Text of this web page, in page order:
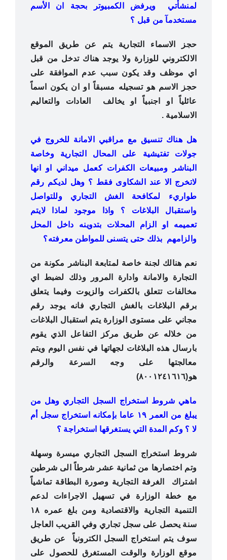
لمنشأتي ويرفض الكمبيوتر بحجة ان اﻷسم
مستخدمآ من قبل ؟
حجز الاسماء التجارية يتم عن طريق الموقع
الالكتروني للوزارة ولا يوجد هناك تدخل من قبل
اي موظف وقد يكون سبب عدم الموافقة على
حجز الاسم هو تسجيله مسبقاً او ان يكون اسماً
عائلياً او اجنبياً او يخالف العادات والتعاليم
الاسلامية .
هل هناك تنسيق مع مراقبي الامانة للخروج في
جولات تفتيشية على المحال التجارية وخاصة
البناشر ومبيعات الكفرات كعمل ميداني او انها
لاتخرج الا عند الشكاوى فقط ؟ وهل لديكم رقم
طواريء لمكافحة الغش التجاري وللتواصل
واستقبال البلاغات ؟ واذا موجود لماذا لايتم
تعميمه او الزام المحلات بتدوينه داخل المحل
والزامهم بذلك حتى يتسنى للمواطن معرفته؟
نعم هنالك لجنة خاصة لمتابعة البناشر مكونة من
التجارة والامانة وادارة المرور وذلك لضبط اي
مخالفات تتعلق بالكفرات والزيوت وفيما يتعلق
برقم البلاغات بالغش التجاري فانه يوجد رقم
مجاني على مستوى الوزارة يتم استقبال البلاغات
من خلاله عن طريق مركز التفاعل الذي يقوم
بارسال هذه البلاغات لجهاتها في نفس اليوم ويتم
معالجتها على وجه السرعة والرقم
هو(٨٠٠١٢٤١٦١٦)
ماهي شروط استخراج السجل التجاري وهل من
يبلغ من العمر ١٩ عاما بإمكانه استخراج سجل أم
لا ؟ وكم المدة التي يستغرقها استخراجة ؟
شروط استخراج السجل التجاري ميسرة وسهلة
وتم اختصارها من ثمانية عشر شرطاً الى شرطين
اشتراك الغرفة التجارية وصورة البطاقة تماشياً
مع خطة الوزارة في تسهيل الاجراءات لدعم
التنمية التجارية والاقتصادية ومن بلغ عمره ١٨
سنة يحصل على سجل تجاري وفي القريب العاجل
سوف يتم استخراج السجل الكترونياً عن طريق
موقع الوزارة والوقت المستغرق للحصول على